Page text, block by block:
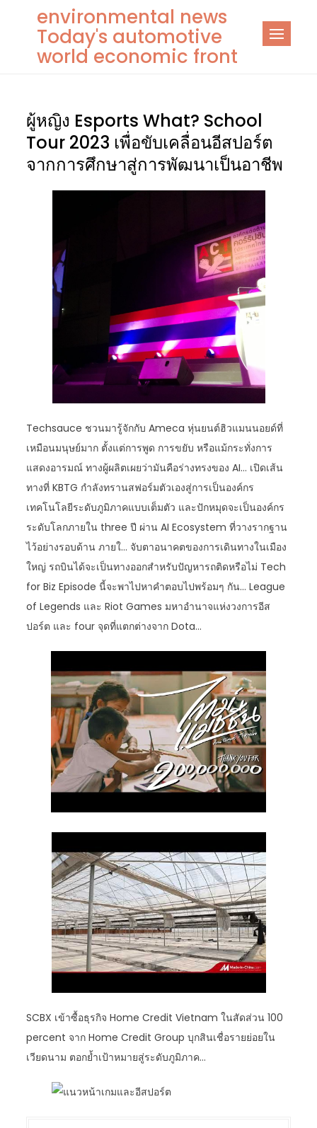
content
environmental news
Today's automotive
world economic front
ผู้หญิง Esports What? School
Tour 2023 เพื่อขับเคลื่อนอีสปอร์ต
จากการศึกษาสู่การพัฒนาเป็นอาชีพ
Techsauce ชวนมารู้จักกับ Ameca หุ่นยนต์ฮิวแมนนอยด์ที่
เหมือนมนุษย์มาก ตั้งแต่การพูด การขยับ หรือแม้กระทั่งการ
แสดงอารมณ์ ทางผู้ผลิตเผยว่ามันคือร่างทรงของ AI… เปิดเส้น
ทางที่ KBTG กำลังทรานสฟอร์มตัวเองสู่การเป็นองค์กร
เทคโนโลยีระดับภูมิภาคแบบเต็มตัว และปักหมุดจะเป็นองค์กร
ระดับโลกภายใน three ปี ผ่าน AI Ecosystem ที่วางรากฐาน
ไว้อย่างรอบด้าน ภายใ… จับตาอนาคตของการเดินทางในเมือง
ใหญ่ รถบินได้จะเป็นทางออกสำหรับปัญหารถติดหรือไม่ Tech
for Biz Episode นี้จะพาไปหาคำตอบไปพร้อมๆ กัน… League
of Legends และ Riot Games มหาอำนาจแห่งวงการอีส
ปอร์ต และ four จุดที่แตกต่างจาก Dota…
SCBX เข้าซื้อธุรกิจ Home Credit Vietnam ในสัดส่วน 100
percent จาก Home Credit Group บุกสินเชื่อรายย่อยใน
เวียดนาม ตอกย้ำเป้าหมายสู่ระดับภูมิภาค…